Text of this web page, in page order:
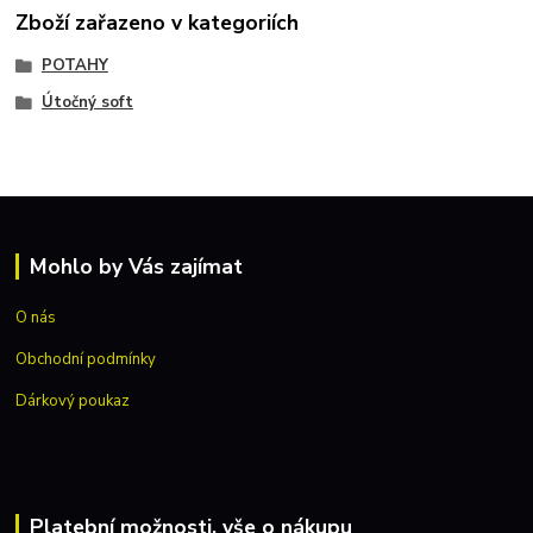
Zboží zařazeno v kategoriích
POTAHY
Útočný soft
Mohlo by Vás zajímat
O nás
Obchodní podmínky
Dárkový poukaz
Platební možnosti, vše o nákupu